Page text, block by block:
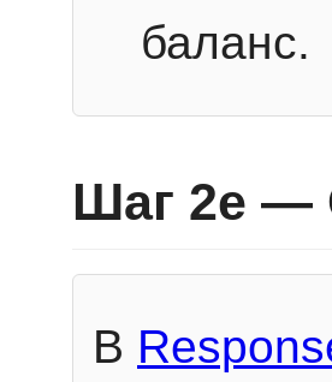
баланс.
Шаг 2e —
В